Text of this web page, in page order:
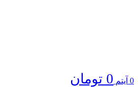
0 آیتم 0 تومان